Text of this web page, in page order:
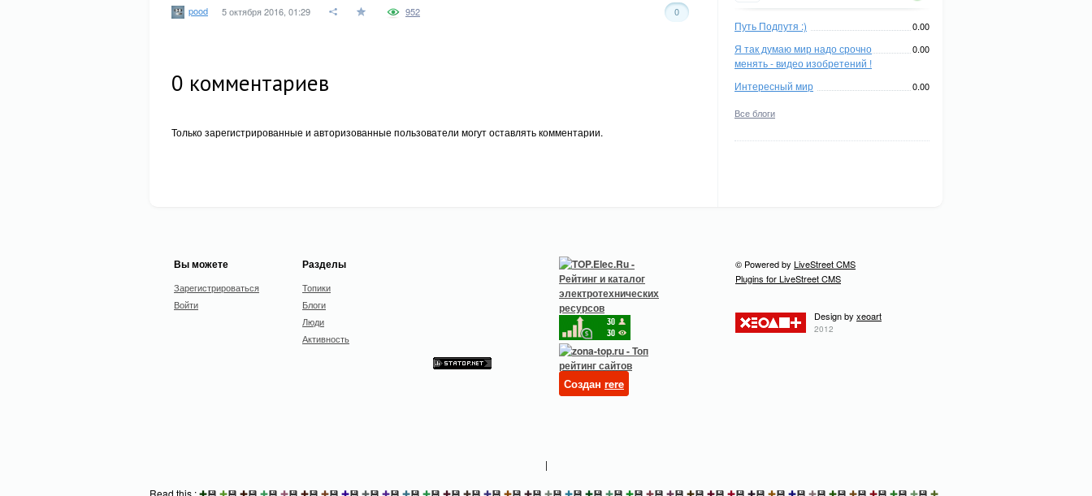
Путь Подпутя :) 0.00
Я так думаю мир надо срочно
менять - видео изобретений !
0.00
Интересный мир 0.00
Все блоги
pood 5 октября 2016, 01:29 0
952
0 комментариев
Только зарегистрированные и авторизованные пользователи могут оставлять комментарии.
Вы можете
Зарегистрироваться
Войти
Разделы
Топики
Блоги
Люди
Активность
Создан rere
© Powered by LiveStreet CMS
Plugins for LiveStreet CMS
Design by xeoart
2012
|
Read this :✚💾 ✚💾 ✚💾 ✚💾 ✚💾 ✚💾 ✚💾 ✚💾 ✚💾 ✚💾 ✚💾 ✚💾 ✚💾 ✚💾 ✚💾 ✚💾 ✚💾 ✚💾 ✚💾 ✚💾 ✚💾 ✚💾 ✚💾 ✚💾 ✚💾 ✚💾 ✚💾 ✚💾 ✚💾 ✚💾 ✚💾 ✚💾 ✚💾 ✚💾 ✚💾 ✚💾 ✚